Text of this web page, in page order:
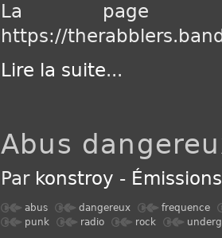
La page
https://
Lire la suite...
Abus
Par konstroy -
abus dangereux
frequence
punk
radio rock